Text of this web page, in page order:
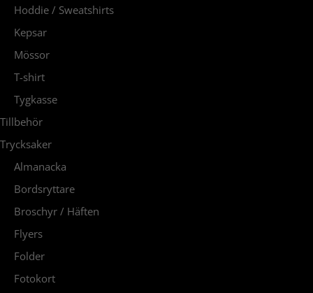
Hoddie / Sweatshirts
Kepsar
Mössor
T-shirt
Tygkasse
Tillbehör
Trycksaker
Almanacka
Bordsryttare
Broschyr / Häften
Flyers
Folder
Fotokort